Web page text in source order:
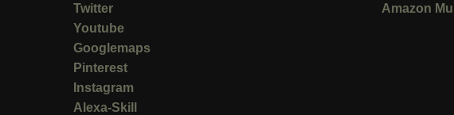
Twitter
Youtube
Googlemaps
Pinterest
Instagram
Alexa-Skill
Amazon